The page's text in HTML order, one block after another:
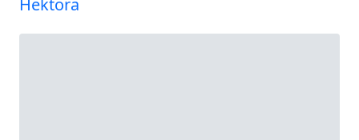
Hektora